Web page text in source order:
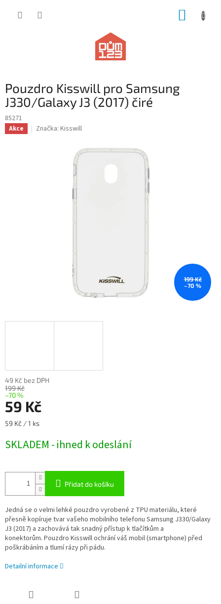
Pouzdro Kisswill pro Samsung
J330/Galaxy J3 (2017) čiré
85271
Akce Značka: Kisswill
199 Kč
–70 %
199 Kč
–70 %
59 Kč
49 Kč bez DPH
Měrná
59 Kč / 1 ks
SKLADEM - ihned k odeslání
Přidat do košíku
Jedná se o velmi lehké pouzdro vyrobené z TPU materiálu, které
přesně kopíruje tvar vašeho mobilního telefonu Samsung J330/Galaxy
J3 (2017) a zachovává tak snadný přístup k tlačítkům a
konektorům. Pouzdro Kisswill ochrání váš mobil (smartphone) před
poškrábáním a tlumí rázy při pádu.
Detailní informace